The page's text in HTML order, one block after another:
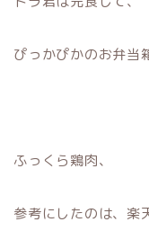
ぴっかぴかのお弁当
ふっくら鶏肉、
参考にしたのは、楽